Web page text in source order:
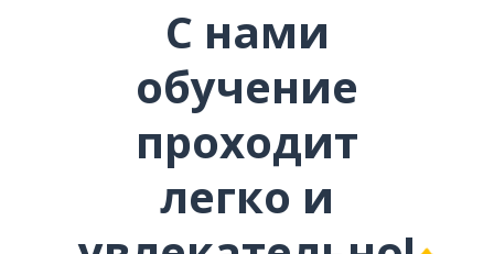
С нами
обучение
проходит
легко и